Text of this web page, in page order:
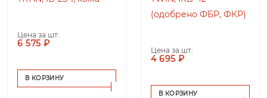
Цена за шт:
6 575 ₽
В КОРЗИНУ
(одобрено ФБР, ФКР)
Цена за шт:
4 695 ₽
В КОРЗИНУ